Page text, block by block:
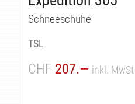
Schneeschuhe
TSL
CHF 207.— inkl. MwSt